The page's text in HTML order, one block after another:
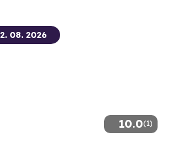
10.0(1)
08. 2026